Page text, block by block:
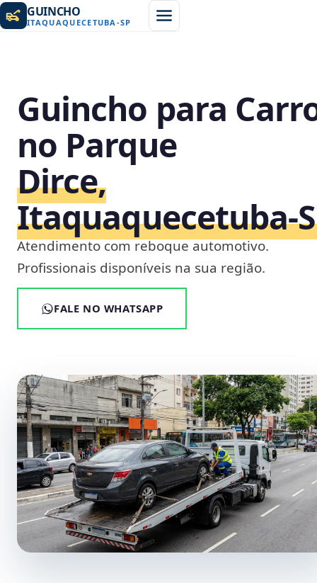
GUINCHO
ITAQUAQUECETUBA -SP
Guincho para
no Parque
Dirce,
Atendimento com reboque automotivo.
Profissionais disponíveis na sua região.
FALE NO WHATSAPP